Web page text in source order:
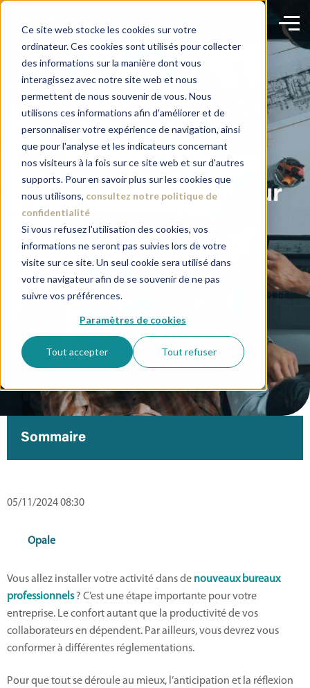
Ce site web stocke les cookies sur votre
ordinateur. Ces cookies sont utilisés pour collecter
des informations sur la manière dont vous
interagissez avec notre site web et nous
permettent de nous souvenir de vous. Nous
utilisons ces informations afin d'améliorer et de
personnaliser votre expérience de navigation, ainsi
que pour l'analyse et les indicateurs concernant
nos visiteurs à la fois sur ce site web et sur d'autres
supports. Pour en savoir plus sur les cookies que
nous utilisons, consultez notre politique de
confidentialité
Si vous refusez l'utilisation des cookies, vos
informations ne seront pas suivies lors de votre
visite sur ce site. Un seul cookie sera utilisé dans
votre navigateur afin de se souvenir de ne pas
suivre vos préférences.
Paramètres de cookies
Tout accepter Tout refuser
8 conseils précieux pour
l'aménagement de
bureau professionnel
Sommaire
05/11/2024 08:30
Opale
Vous allez installer votre activité dans de nouveaux bureaux
professionnels? C’est une étape importante pour votre
entreprise. Le confort autant que la productivité de vos
collaborateurs en dépendent. Par ailleurs, vous devrez vous
conformer à différentes réglementations.
Pour que tout se déroule au mieux, l’anticipation et la réflexion